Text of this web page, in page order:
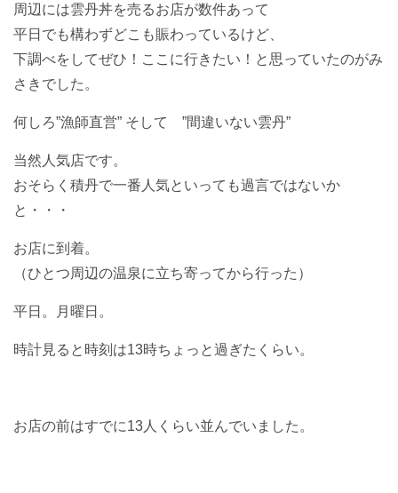
周辺には雲丹丼を売るお店が数件あって
平日でも構わずどこも賑わっているけど、
下調べをしてぜひ！ここに行きたい！と思っていたのがみ
さきでした。
何しろ”漁師直営” そして ”間違いない雲丹”
当然人気店です。
おそらく積丹で一番人気といっても過言ではないか
と・・・
お店に到着。
（ひとつ周辺の温泉に立ち寄ってから行った）
平日。月曜日。
時計見ると時刻は13時ちょっと過ぎたくらい。
お店の前はすでに13人くらい並んでいました。